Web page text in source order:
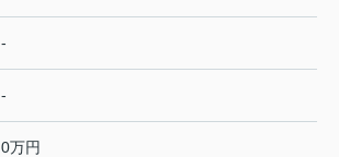
-
-
0万円